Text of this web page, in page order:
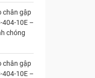
chân gập
10E –
chóng
chân gập
10E –